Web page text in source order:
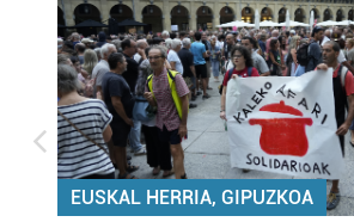
EUSKAL HERRIA, GIPUZKOA